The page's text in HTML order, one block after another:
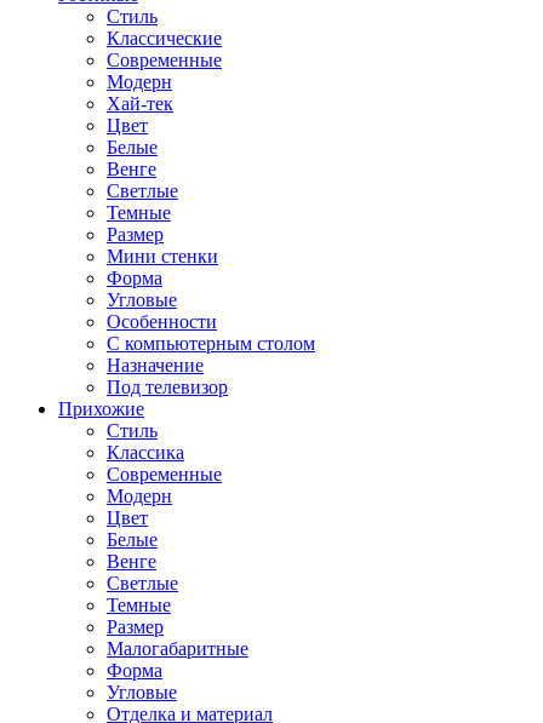
Стиль
Классические
Современные
Модерн
Хай-тек
Цвет
Белые
Венге
Светлые
Темные
Размер
Мини стенки
Форма
Угловые
Особенности
С компьютерным столом
Назначение
Под телевизор
Прихожие
Стиль
Классика
Современные
Модерн
Цвет
Белые
Венге
Светлые
Темные
Размер
Малогабаритные
Форма
Угловые
Отделка и материал